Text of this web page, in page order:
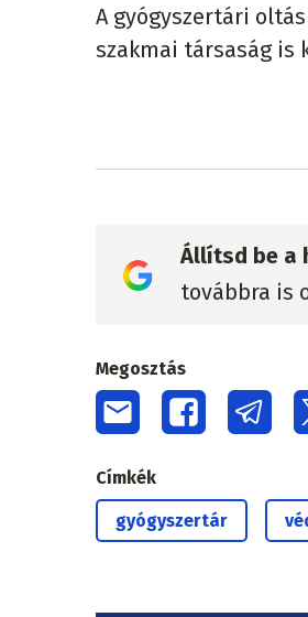
A gyógyszertári
szakmai társaság is
Állítsd be a
továbbra is
Megosztás
Címkék
gyógyszertár